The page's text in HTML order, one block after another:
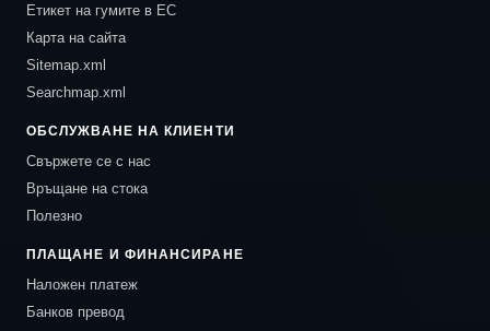
Етикет на гумите в ЕС
Карта на сайта
Sitemap.xml
Searchmap.xml
ОБСЛУЖВАНЕ НА КЛИЕНТИ
Свържете се с нас
Връщане на стока
Полезно
ПЛАЩАНЕ И ФИНАНСИРАНЕ
Наложен платеж
Банков превод